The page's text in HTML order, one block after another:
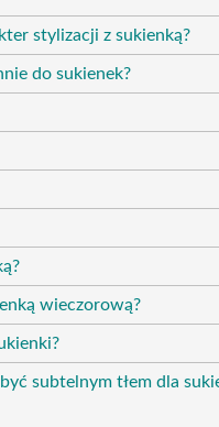
stylizacji z sukienką?
do sukienek?
wieczorową?
subtelnym tłem dla